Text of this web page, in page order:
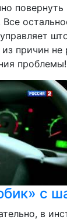
повернуть
причин
проблемы!
с
в